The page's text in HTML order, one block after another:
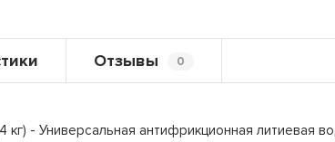
Отзывы 0
кг) - Универсальная антифрикционная литиевая